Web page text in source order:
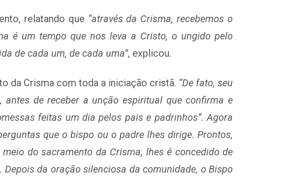
relatando que “através da Crisma, recebemos o
é um tempo que nos leva a Cristo, o ungido pelo
de cada um, de cada uma”, explicou.
da Crisma com toda a iniciação cristã. “De fato, seu
antes de receber a unção espiritual que confirma e
feitas um dia pelos pais e padrinhos”. Agora
que o bispo ou o padre lhes dirige. Prontos,
do sacramento da Crisma, lhes é concedido de
da oração silenciosa da comunidade, o Bispo